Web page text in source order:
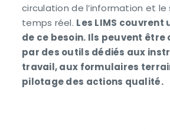
circulation de l’information et le
temps réel. Les LIMS couvrent
de ce besoin. Ils peuvent être
par des outils dédiés aux
travail, aux formulaires
pilotage des actions qualité.